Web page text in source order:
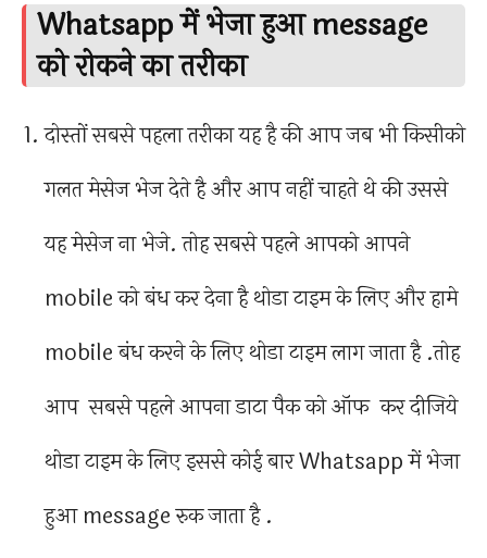
Whatsapp में भेजा हुआ message
को रोकने का तरीका
दोस्तों सबसे पहला तरीका यह है की आप जब भी किसीको
गलत मेसेज भेज देते है और आप नहीं चाहते थे की उससे
यह मेसेज ना भेजे. तोह सबसे पहले आपको आपने
mobile को बंध कर देना है थोडा टाइम के लिए और हामे
mobile बंध करने के लिए थोडा टाइम लाग जाता है .तोह
आप सबसे पहले आपना डाटा पैक को ऑफ कर दीजिये
थोडा टाइम के लिए इससे कोई बार Whatsapp में भेजा
हुआ message रुक जाता है .